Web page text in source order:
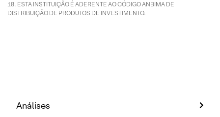
ESTA INSTITUIÇÃO É ADERENTE AO CÓDIGO ANBIMA DE
DISTRIBUIÇÃO DE PRODUTOS DE INVESTIMENTO.
Análises